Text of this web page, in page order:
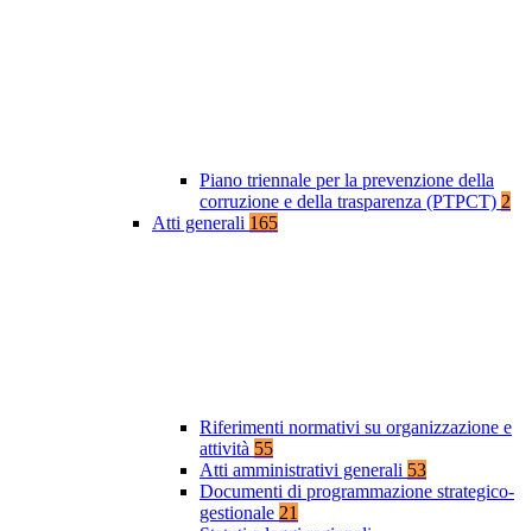
Piano triennale per la prevenzione della
corruzione e della trasparenza (PTPCT) 2
Atti generali 165
Riferimenti normativi su organizzazione e
attività 55
Atti amministrativi generali 53
Documenti di programmazione strategico-
gestionale 21